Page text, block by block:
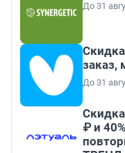
До 31
заказ,
До 31
₽ и